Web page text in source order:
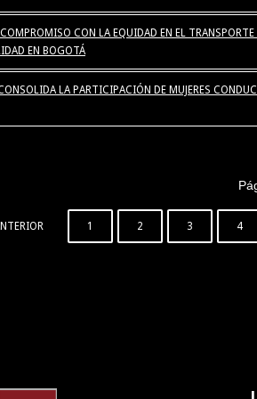
CON LA EQUIDAD EN EL
EN BOGOTÁ
LA PARTICIPACIÓN DE MUJERES
1 2 3 4